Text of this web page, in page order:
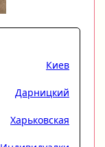
Киев
Дарницкий
Харьковская